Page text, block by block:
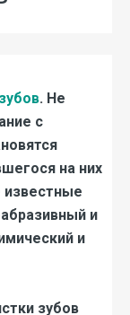
. Не
с
на них
известные
и
и
зубов